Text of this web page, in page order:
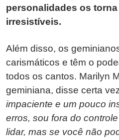
personalidades os
irresistíveis.
Além disso, os
carismáticos e têm o
todos os cantos. Marilyn
geminiana, disse certa
impaciente e um pouco
erros, sou fora do
lidar, mas se você não